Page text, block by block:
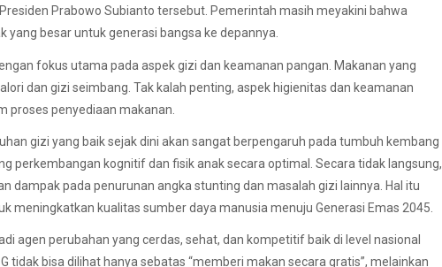
Prabowo Subianto tersebut. Pemerintah masih meyakini bahwa
yang besar untuk generasi bangsa ke depannya.
fokus utama pada aspek gizi dan keamanan pangan. Makanan yang
dan gizi seimbang. Tak kalah penting, aspek higienitas dan keamanan
proses penyediaan makanan.
gizi yang baik sejak dini akan sangat berpengaruh pada tumbuh kembang
perkembangan kognitif dan fisik anak secara optimal. Secara tidak langsung,
dampak pada penurunan angka stunting dan masalah gizi lainnya. Hal itu
meningkatkan kualitas sumber daya manusia menuju Generasi Emas 2045.
agen perubahan yang cerdas, sehat, dan kompetitif baik di level nasional
tidak bisa dilihat hanya sebatas “memberi makan secara gratis”, melainkan